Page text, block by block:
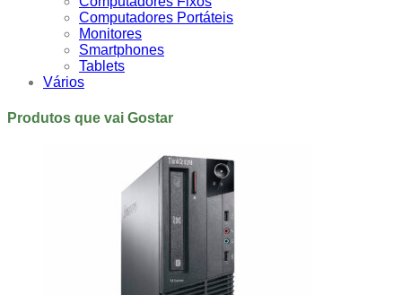
Computadores Portáteis
Monitores
Smartphones
Tablets
Vários
Produtos que vai Gostar